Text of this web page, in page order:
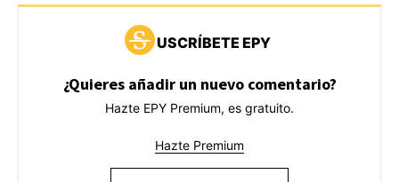
USCRÍBETE EPY
¿Quieres añadir un nuevo comentario?
Hazte EPY Premium, es gratuito.
Hazte Premium